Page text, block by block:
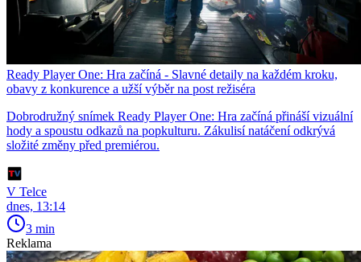
Ready Player One: Hra začíná - Slavné detaily na každém kroku,
obavy z konkurence a užší výběr na post režiséra
Dobrodružný snímek Ready Player One: Hra začíná přináší vizuální
hody a spoustu odkazů na popkulturu. Zákulisí natáčení odkrývá
složité změny před premiérou.
V Telce
dnes, 13:14
3 min
Reklama